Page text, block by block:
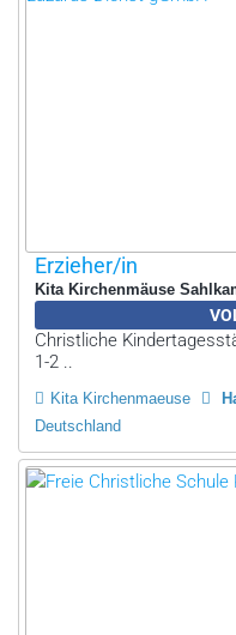
Erzieher/in
Kita Kirchenmäuse
Christliche
1-2 ..
Kita Kirchenmaeuse
Deutschland